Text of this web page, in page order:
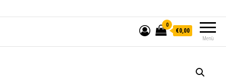
Menü
0
€0,00